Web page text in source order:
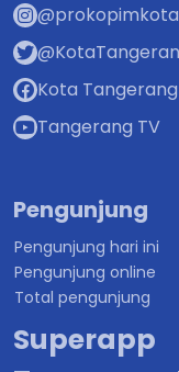
Kota Tangerang
Tangerang TV
Pengunjung
Pengunjung hari ini
Pengunjung online
Total pengunjung
Superapp